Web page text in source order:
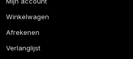
Winkelwagen
Afrekenen
Verlanglijst